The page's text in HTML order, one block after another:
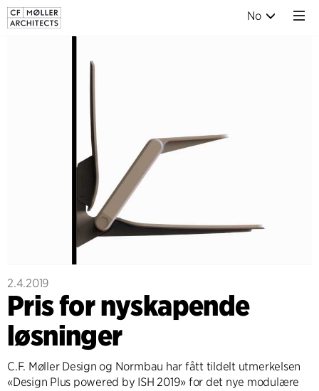
No
2.4.2019
Pris for nyskapende
løsninger
C.F. Møller Design og Normbau har fått tildelt utmerkelsen
«Design Plus powered by ISH 2019» for det nye modulære